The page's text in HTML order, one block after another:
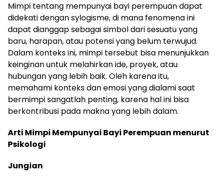
Mimpi tentang mempunyai bayi perempuan dapat
didekati dengan sylogisme, di mana fenomena ini
dapat dianggap sebagai simbol dari sesuatu yang
baru, harapan, atau potensi yang belum terwujud.
Dalam konteks ini, mimpi tersebut bisa menunjukkan
keinginan untuk melahirkan ide, proyek, atau
hubungan yang lebih baik. Oleh karena itu,
memahami konteks dan emosi yang dialami saat
bermimpi sangatlah penting, karena hal ini bisa
berkontribusi pada makna yang lebih dalam.
Arti Mimpi Mempunyai Bayi Perempuan menurut
Psikologi
Jungian